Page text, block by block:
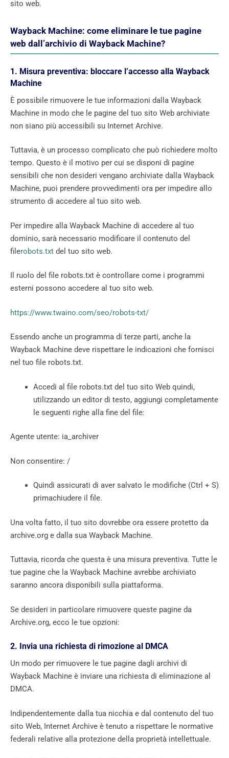
sito web.
Wayback Machine: come eliminare le tue pagine
web dall’archivio di Wayback Machine?
1. Misura preventiva: bloccare l’accesso alla Wayback
Machine
È possibile rimuovere le tue informazioni dalla Wayback
Machine in modo che le pagine del tuo sito Web archiviate
non siano più accessibili su Internet Archive.
Tuttavia, è un processo complicato che può richiedere molto
tempo. Questo è il motivo per cui se disponi di pagine
sensibili che non desideri vengano archiviate dalla Wayback
Machine, puoi prendere provvedimenti ora per impedire allo
strumento di accedere al tuo sito web.
Per impedire alla Wayback Machine di accedere al tuo
dominio, sarà necessario modificare il contenuto del
filerobots.txt del tuo sito web.
Il ruolo del file robots.txt è controllare come i programmi
esterni possono accedere al tuo sito web.
https://www.twaino.com/seo/robots-txt/
Essendo anche un programma di terze parti, anche la
Wayback Machine deve rispettare le indicazioni che fornisci
nel tuo file robots.txt.
Accedi al file robots.txt del tuo sito Web quindi,
utilizzando un editor di testo, aggiungi completamente
le seguenti righe alla fine del file:
Agente utente: ia_archiver
Non consentire: /
Quindi assicurati di aver salvato le modifiche (Ctrl + S)
primachiudere il file.
Una volta fatto, il tuo sito dovrebbe ora essere protetto da
archive.org e dalla sua Wayback Machine.
Tuttavia, ricorda che questa è una misura preventiva. Tutte le
tue pagine che la Wayback Machine avrebbe archiviato
saranno ancora disponibili sulla piattaforma.
Se desideri in particolare rimuovere queste pagine da
Archive.org, ecco le tue opzioni:
2. Invia una richiesta di rimozione al DMCA
Un modo per rimuovere le tue pagine dagli archivi di
Wayback Machine è inviare una richiesta di eliminazione al
DMCA.
Indipendentemente dalla tua nicchia e dal contenuto del tuo
sito Web, Internet Archive è tenuto a rispettare le normative
federali relative alla protezione della proprietà intellettuale.